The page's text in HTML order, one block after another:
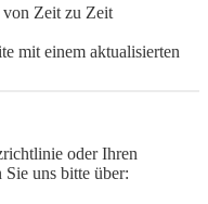
von Zeit zu Zeit
mit einem aktualisierten
oder Ihren
uns bitte über: